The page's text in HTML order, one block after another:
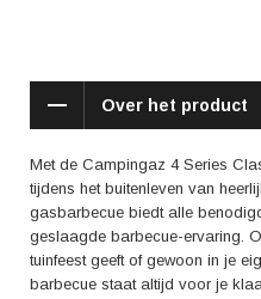
willen hebben over de
garing bereiken. Daarnaast
ervoor dat je de warmte precies
waardoor je altijd de juiste smaak
Wat zeggen gebruikers over de
Zwart? In reviews komt naar
Over het product
Met de Campingaz 4 Series
tijdens het buitenleven van
gasbarbecue biedt alle
geslaagde barbecue-ervaring.
tuinfeest geeft of gewoon in je
barbecue staat altijd voor je